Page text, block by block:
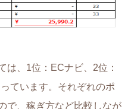
は、1位：ECナビ、2位：
ています。それぞれのポ
で、稼ぎ方など比較しなが